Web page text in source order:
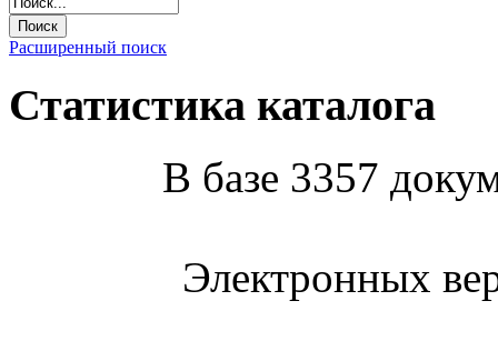
Расширенный поиск
Статистика каталога
В базе 3357
Электронных